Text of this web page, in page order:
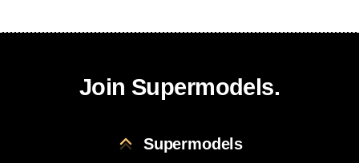
Join Supermodels.
Supermodels